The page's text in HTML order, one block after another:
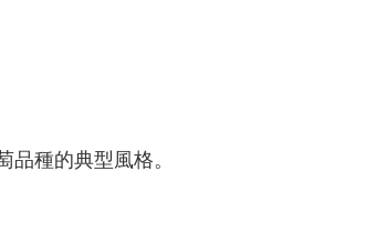
種的典型風格。